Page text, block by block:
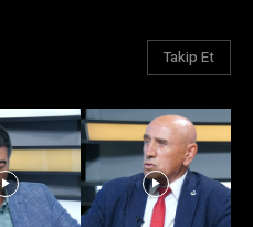
Takip Et